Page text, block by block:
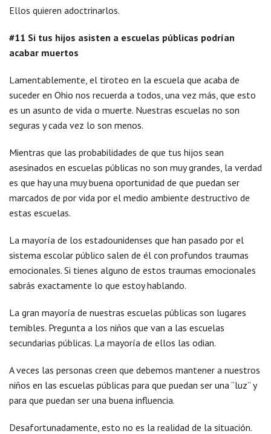
Ellos quieren adoctrinarlos.
#11 Si tus hijos asisten a escuelas públicas podrían
acabar muertos
Lamentablemente, el tiroteo en la escuela que acaba de
suceder en Ohio nos recuerda a todos, una vez más, que esto
es un asunto de vida o muerte. Nuestras escuelas no son
seguras y cada vez lo son menos.
Mientras que las probabilidades de que tus hijos sean
asesinados en escuelas públicas no son muy grandes, la verdad
es que hay una muy buena oportunidad de que puedan ser
marcados de por vida por el medio ambiente destructivo de
estas escuelas.
La mayoría de los estadounidenses que han pasado por el
sistema escolar público salen de él con profundos traumas
emocionales. Si tienes alguno de estos traumas emocionales
sabrás exactamente lo que estoy hablando.
La gran mayoría de nuestras escuelas públicas son lugares
temibles. Pregunta a los niños que van a las escuelas
secundarias públicas. La mayoría de ellos las odian.
A veces las personas creen que debemos mantener a nuestros
niños en las escuelas públicas para que puedan ser una “luz” y
para que puedan ser una buena influencia.
Desafortunadamente, esto no es la realidad de la situación.